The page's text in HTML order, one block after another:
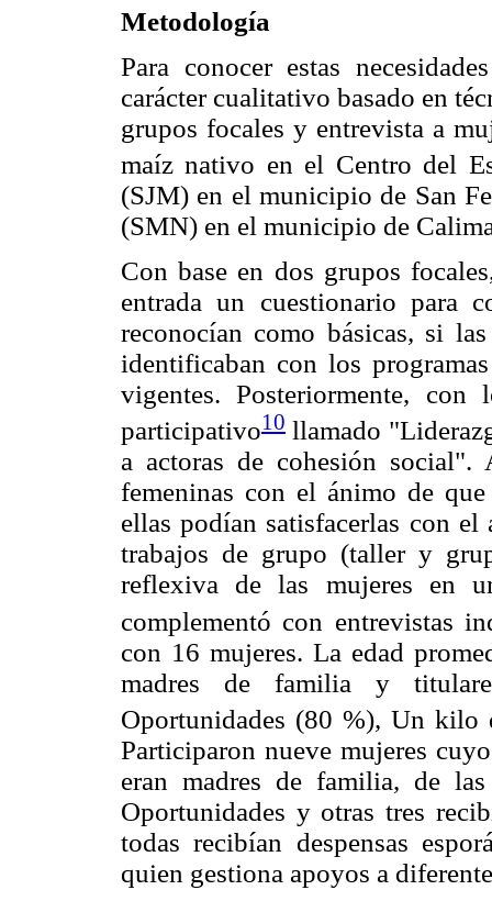
Metodología
Para conocer estas
carácter cualitativo basado en
grupos focales y entrevista a
maíz nativo en el Centro del
(SJM) en el municipio de San
(SMN) en el municipio de
Con base en dos grupos
entrada un cuestionario para
reconocían como básicas, si
identificaban con los
vigentes. Posteriormente,
participativo10 llamado
a actoras de cohesión
femeninas con el ánimo de
ellas podían satisfacerlas con
trabajos de grupo (taller y
reflexiva de las mujeres en
complementó con entrevistas
con 16 mujeres. La edad
madres de familia y
Oportunidades (80 %), Un kilo
Participaron nueve mujeres
eran madres de familia, de
Oportunidades y otras tres
todas recibían despensas
quien gestiona apoyos a